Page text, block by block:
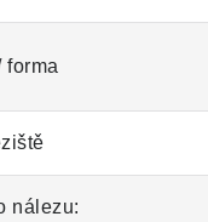
forma
nálezu: